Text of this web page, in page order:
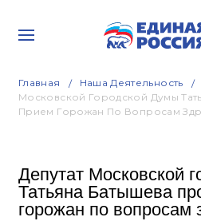
Главная Наша Деятельность
Московской Городской Думы
Прием Горожан По Вопросам
Депутат Московской
Татьяна Батышева
горожан по вопросам